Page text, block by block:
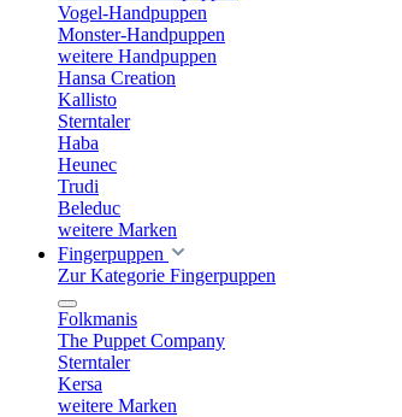
Vogel-Handpuppen
Monster-Handpuppen
weitere Handpuppen
Hansa Creation
Kallisto
Sterntaler
Haba
Heunec
Trudi
Beleduc
weitere Marken
Fingerpuppen
Zur Kategorie Fingerpuppen
Folkmanis
The Puppet Company
Sterntaler
Kersa
weitere Marken